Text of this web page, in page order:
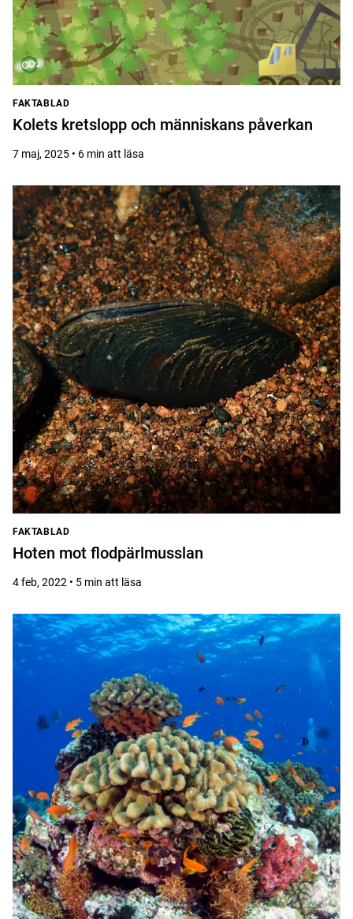
FAKTABLAD
Kolets kretslopp och människans påverkan
7 maj, 2025 • 6 min att läsa
FAKTABLAD
Hoten mot flodpärlmusslan
4 feb, 2022 • 5 min att läsa